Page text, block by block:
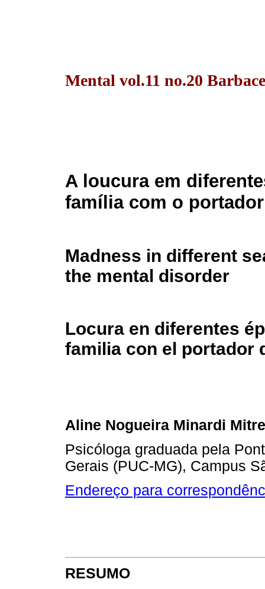
Mental vol.11 no.20
A loucura em
família com o
Madness in different
the mental disorder
Locura en diferentes
familia con el portador
Aline Nogueira Minardi Mitre
Psicóloga graduada pela
Gerais (PUC-MG), Campus
Endereço para
RESUMO